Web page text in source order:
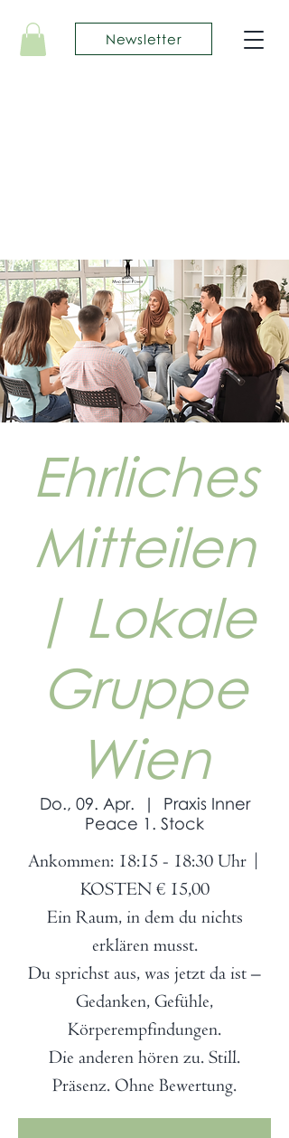
Newsletter
Ehrliches
Mitteilen
| Lokale
Gruppe
Wien
Do., 09. Apr.
  |
Praxis Inner
Peace 1. Stock
Ankommen: 18:15 - 18:30 Uhr |
KOSTEN € 15,00
Ein Raum, in dem du nichts
erklären musst.
Du sprichst aus, was jetzt da ist –
Gedanken, Gefühle,
Körperempfindungen.
Die anderen hören zu. Still.
Präsenz. Ohne Bewertung.